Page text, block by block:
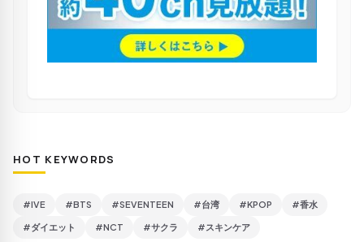
HOT KEYWORDS
#IVE #BTS #SEVENTEEN #台湾 #KPOP #香水
#ダイエット #NCT #サクラ #スキンケア